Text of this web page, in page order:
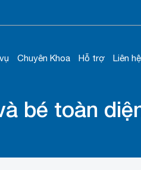
Chuyên Khoa Hỗ trợ Liên hệ
bé toàn